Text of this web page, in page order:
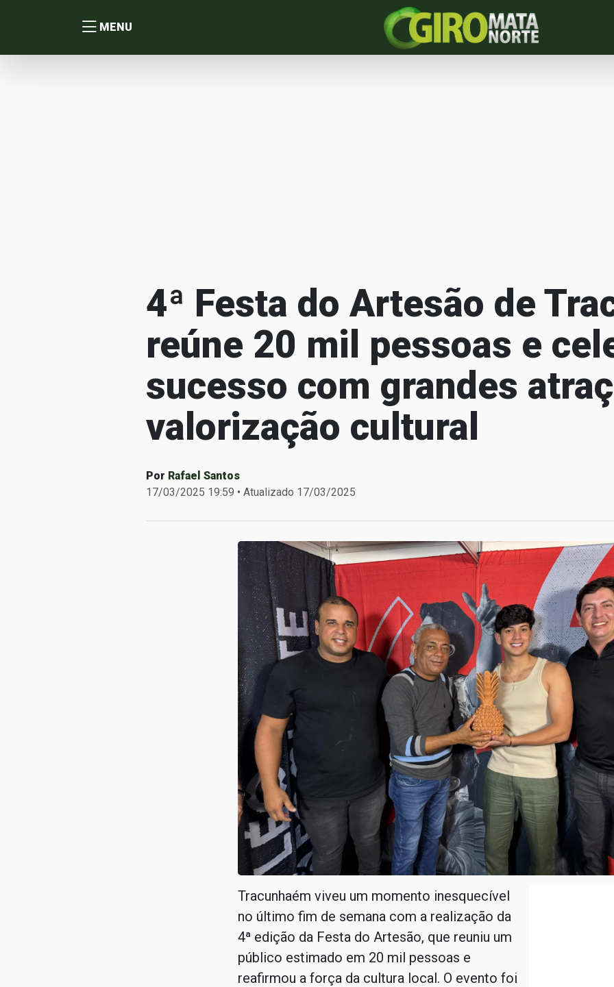
MENU
4ª Festa do Artesão de
reúne 20 mil pessoas e
sucesso com grandes
valorização cultural
Por Rafael Santos
17/03/2025 19:59 • Atualizado 17/03/2025
Tracunhaém viveu um momento inesquecível
no último fim de semana com a realização da
4ª edição da Festa do Artesão, que reuniu um
público estimado em 20 mil pessoas e
reafirmou a força da cultura local. O evento foi